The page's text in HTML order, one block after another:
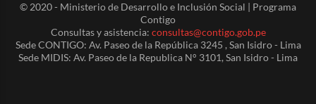
© 2020 - Ministerio de Desarrollo e Inclusión Social | Programa
Contigo
Consultas y asistencia: consultas@contigo.gob.pe
Sede CONTIGO: Av. Paseo de la República 3245 , San Isidro - Lima
Sede MIDIS: Av. Paseo de la Republica N° 3101, San Isidro - Lima